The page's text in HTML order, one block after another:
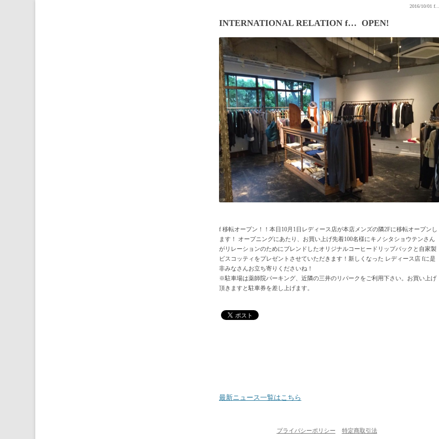
2016/10/01 f...
INTERNATIONAL RELATION f… OPEN!
f 移転オープン！！本日10月1日レディース店が本店メンズの隣2Fに移転オープンし
ます！ オープニングにあたり、お買い上げ先着100名様にキノシタショウテンさん
がリレーションのためにブレンドしたオリジナルコーヒードリップバックと自家製
ビスコッティをプレゼントさせていただきます！新しくなった レディース店 fに是
非みなさんお立ち寄りくださいね！
※駐車場は薬師院パーキング、近隣の三井のリパークをご利用下さい。お買い上げ
頂きますと駐車券を差し上げます。
最新ニュース一覧はこちら
プライバシーポリシー 特定商取引法